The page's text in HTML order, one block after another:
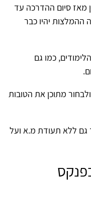
מאז סיום ההדרכה עד
יהיו כבר
כמו גם
מתוכן את הטובות
גם ללא תעודת מ.א ועל